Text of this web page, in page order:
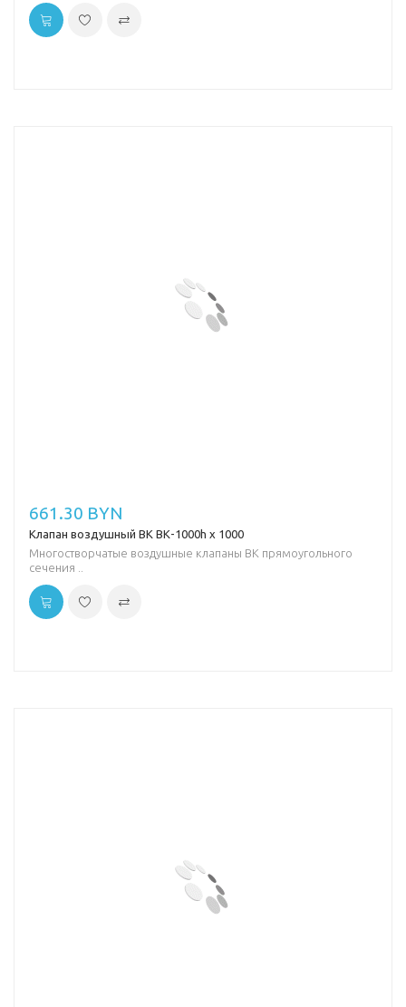
661.30 BYN
Клапан воздушный ВК ВК-1000h х 1000
Многостворчатые воздушные клапаны ВК прямоугольного
сечения ..